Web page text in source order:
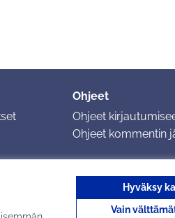
Hyväksy
Vain
Ohjeet
Ohjeet
Ohjeet kommentin